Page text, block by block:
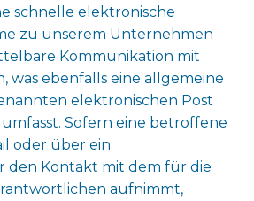
schnelle elektronische
zu unserem Unternehmen
Kommunikation mit
was ebenfalls eine allgemeine
elektronischen Post
umfasst. Sofern eine betroffene
oder über ein
den Kontakt mit dem für die
aufnimmt,